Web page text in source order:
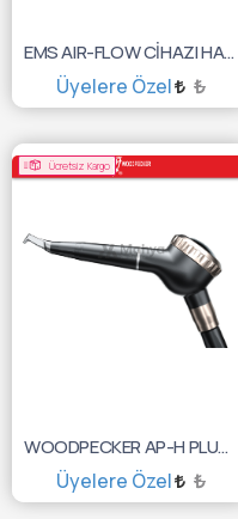
EMS AIR-FLOW CİHAZI HANDY 2 MIDWEST UYUMLU
Üyelere Özel ₺
SEPETE EKLE
Ücretsiz Kargo
WOODPECKER AP-H PLUS BORDEN AİR POLİSHER CİHAZI
Üyelere Özel ₺